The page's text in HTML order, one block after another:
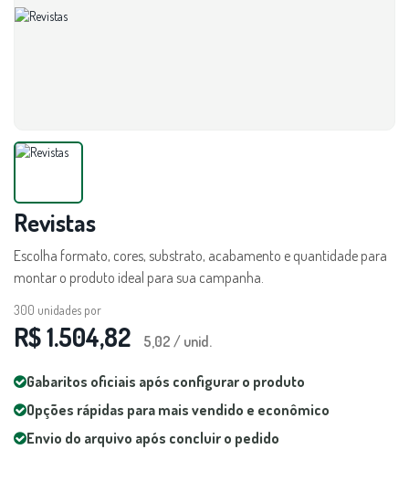
Revistas
Escolha formato, cores, substrato, acabamento e quantidade para
montar o produto ideal para sua campanha.
300 unidades por
R$ 1.504,82 5,02 / unid.
Gabaritos oficiais após configurar o produto
Opções rápidas para mais vendido e econômico
Envio do arquivo após concluir o pedido